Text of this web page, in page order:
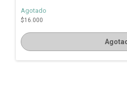
Agotado
$16.000